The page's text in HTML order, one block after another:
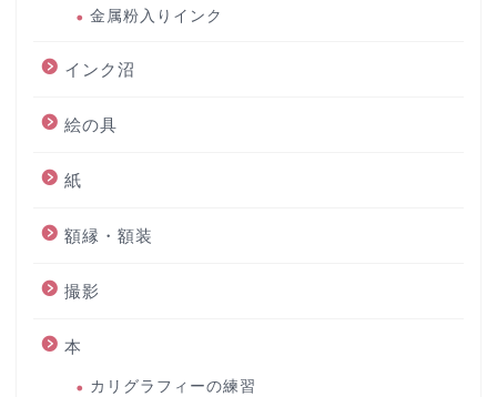
金属粉入りインク
インク沼
絵の具
紙
額縁・額装
撮影
本
カリグラフィーの練習